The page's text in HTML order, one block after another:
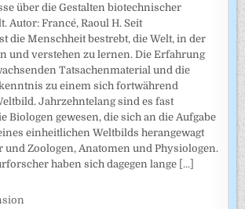
über die Gestalten biotechnischer
Autor: Francé, Raoul H. Seit
die Menschheit bestrebt, die Welt, in der
und verstehen zu lernen. Die Erfahrung
Tatsachenmaterial und die
zu einem sich fortwährend
Jahrzehntelang sind es fast
Biologen gewesen, die sich an die Aufgabe
einheitlichen Weltbilds herangewagt
und Zoologen, Anatomen und Physiologen.
haben sich dagegen lange [...]